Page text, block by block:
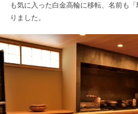
も気に入った白金高輪に移転、名前も
りました。